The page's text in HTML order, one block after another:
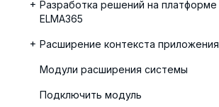
Разработка решений на платформе
ELMA365
Расширение контекста приложения
Модули расширения системы
Подключить модуль